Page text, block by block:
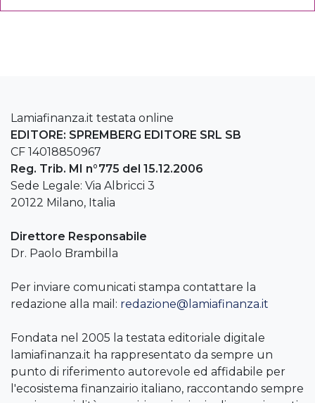
Lamiafinanza.it testata online
EDITORE: SPREMBERG EDITORE SRL SB
CF 14018850967
Reg. Trib. MI n°775 del 15.12.2006
Sede Legale: Via Albricci 3
20122 Milano, Italia
Direttore Responsabile
Dr. Paolo Brambilla
Per inviare comunicati stampa contattare la
redazione alla mail: redazione@lamiafinanza.it
Fondata nel 2005 la testata editoriale digitale
lamiafinanza.it ha rappresentato da sempre un
punto di riferimento autorevole ed affidabile per
l'ecosistema finanzairio italiano, raccontando sempre